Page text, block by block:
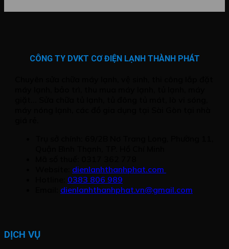
CÔNG TY DVKT CƠ ĐIỆN LẠNH THÀNH PHÁT
dienlanhthanhphat.com
0383 806 989
dienlanhthanhphat.vn@gmail.com
DỊCH VỤ